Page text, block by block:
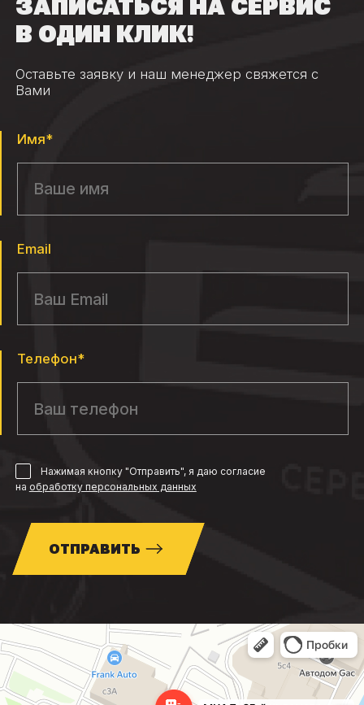
ЗАПИСАТЬСЯ НА СЕРВИС
В ОДИН КЛИК!
Оставьте заявку и наш менеджер свяжется с
Вами
Имя*
Email
Телефон*
Нажимая кнопку "Отправить", я даю согласие
на обработку персональных данных
ОТПРАВИТЬ
Москва
МКАД, 85-й километр, вл3с1 — Яндекс Карты